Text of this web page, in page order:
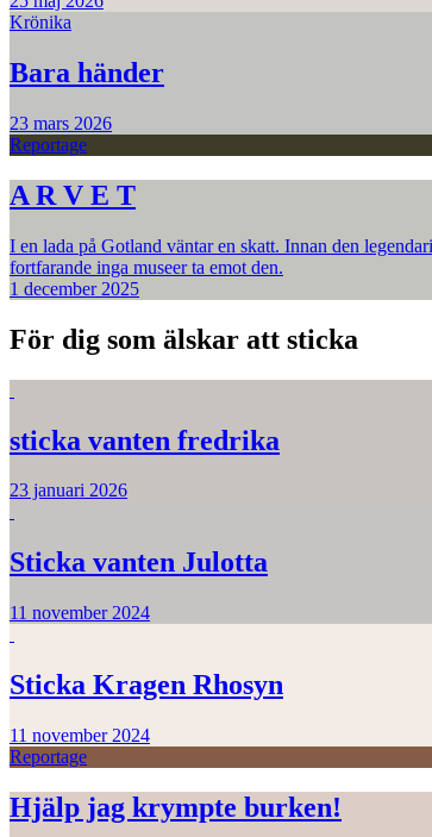
Krönika
Bara händer
23 mars 2026
Reportage
A R V E T
I en lada på Gotland väntar en skatt. Innan den
fortfarande inga museer ta emot den.
1 december 2025
För dig som älskar att sticka
sticka vanten fredrika
23 januari 2026
Sticka vanten Julotta
11 november 2024
Sticka Kragen Rhosyn
11 november 2024
Reportage
Hjälp jag krympte burken!